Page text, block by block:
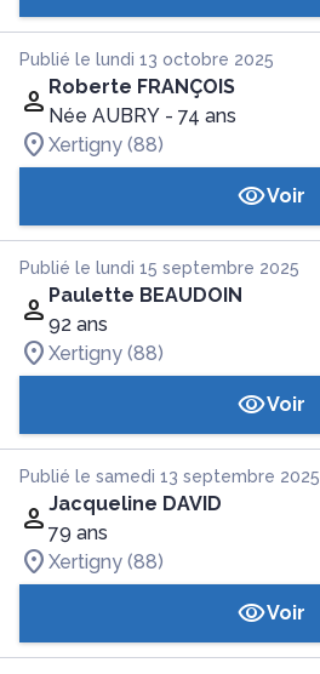
Publié le lundi 13 octobre 2025
Roberte FRANÇOIS
Née AUBRY - 74 ans
Xertigny (88)
Voir
Publié le lundi 15 septembre 2025
Paulette BEAUDOIN
92 ans
Xertigny (88)
Voir
Publié le samedi 13 septembre 2025
Jacqueline DAVID
79 ans
Xertigny (88)
Voir